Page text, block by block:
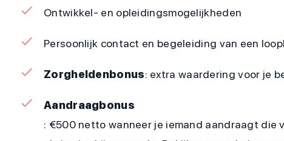
Ontwikkel- en opleidingsmogelijkheden
Persoonlijk contact en begeleiding van een
Zorgheldenbonus: extra waardering voor je
Aandraagbonus
: €500 netto wanneer je iemand aandraagt die